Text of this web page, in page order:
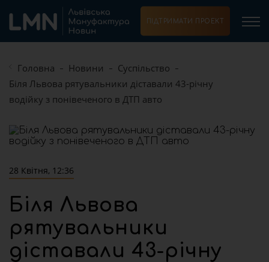
ПІДТРИМАТИ ПРОЕКТ
Головна Новини
Суспільство
Біля Львова рятувальники діставали 43-річну
водійку з понівеченого в ДТП авто
28 Квітня, 12:36
Біля Львова
рятувальники
діставали 43-річну